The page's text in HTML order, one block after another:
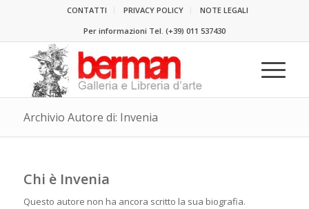
CONTATTI PRIVACY POLICY
NOTE LEGALI
Per informazioni Tel. (+39) 011 537430
Archivio Autore di: Invenia
Chi è Invenia
Questo autore non ha ancora scritto la sua biografia.